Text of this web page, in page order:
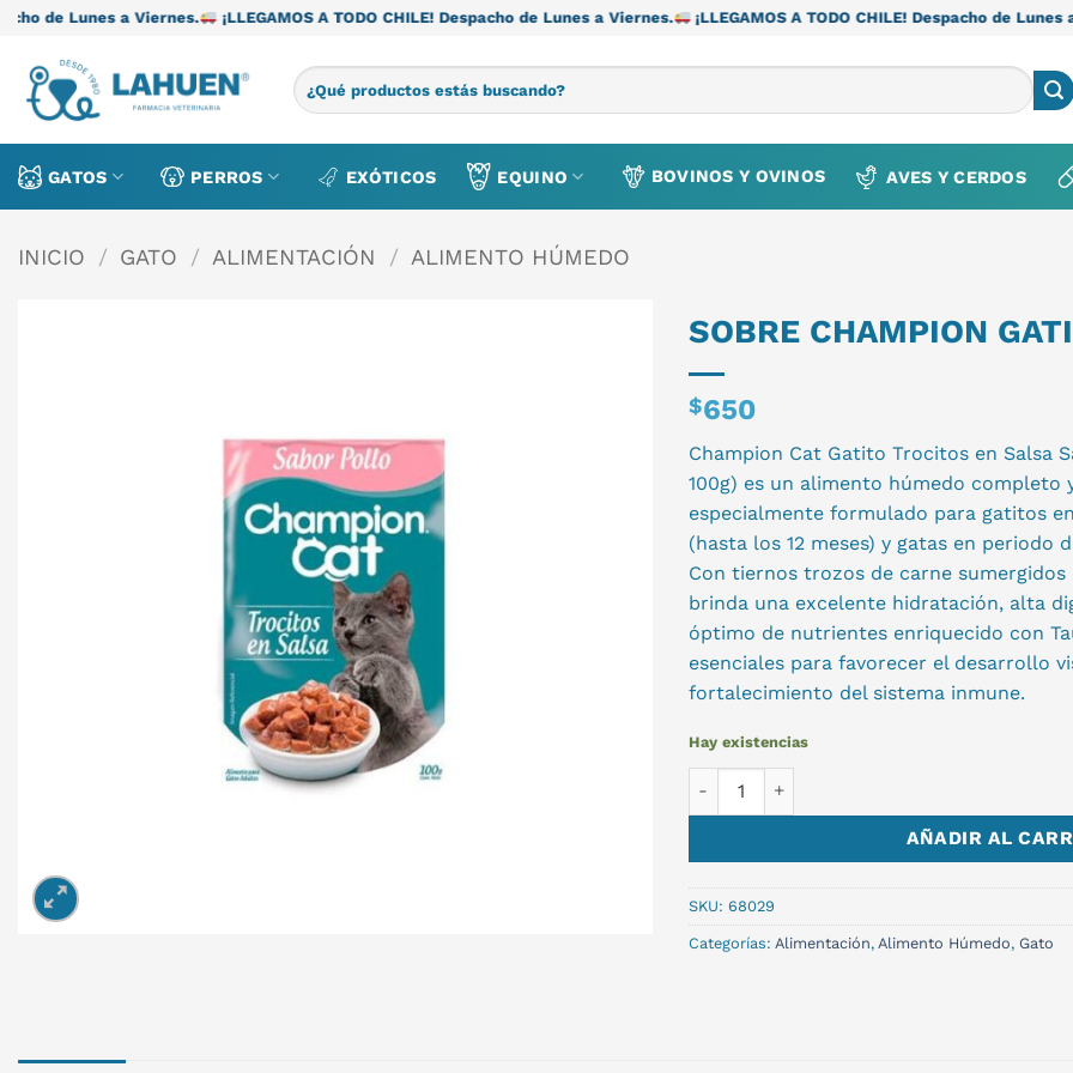
Saltar
contenido
Viernes. ¡LLEGAMOS A TODO CHILE! Despacho de Lunes a Viernes. ¡LLEGAMOS A TODO CHILE! Despacho de Lunes a Viernes.
Buscar
por:
GATOS PERROS EXÓTICOS EQUINO BOVINOS Y OVINOS AVES Y CERDOS
INICIO / GATO / ALIMENTACIÓN / ALIMENTO HÚMEDO
SOBRE CHAMPION
$650
Champion Cat Gatito Trocitos en Salsa
100g) es un alimento húmedo completo
especialmente formulado para gatitos
(hasta los 12 meses) y gatas en periodo
Con tiernos trozos de carne sumergidos
brinda una excelente hidratación, alta
óptimo de nutrientes enriquecido con
esenciales para favorecer el desarrollo
fortalecimiento del sistema inmune.
Hay existencias
AÑADIR AL
SKU: 68029
Categorías: Alimentación, Alimento Húmedo, Gato